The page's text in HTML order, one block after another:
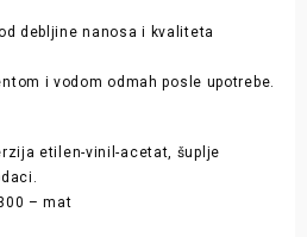
debljine nanosa i kvaliteta
i vodom odmah posle upotrebe.
etilen-vinil-acetat, šuplje
– mat